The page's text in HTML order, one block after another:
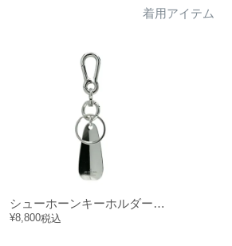
着用アイテム
シューホーンキーホルダー・キーチェーン/キーリング
¥8,800税込